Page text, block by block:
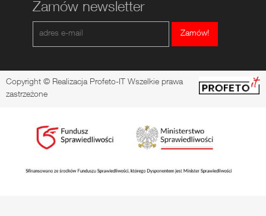
Zamów newsletter
Zamów!
Copyright © Realizacja Profeto-IT Wszelkie prawa
zastrzeżone